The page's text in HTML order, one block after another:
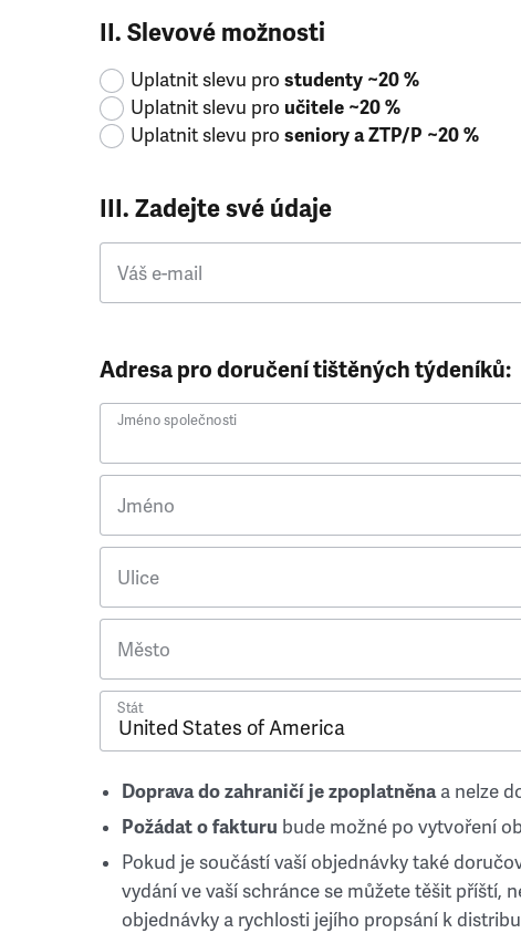
II. Slevové možnosti
Uplatnit slevu pro studenty ~20 %
Uplatnit slevu pro učitele ~20 %
Uplatnit slevu pro seniory a ZTP/P ~20 %
III. Zadejte své údaje
Váš e-mail
Adresa pro doručení tištěných týdeníků:
Jméno společnosti
Jméno
Ulice
Město
Stát
Doprava do zahraničí je zpoplatněnaa nelze
Požádat o fakturu bude možné po vytvoření
Pokud je součástí vaší objednávky také
vydání ve vaší schránce se můžete těšit příští,
objednávky a rychlosti jejího propsání k